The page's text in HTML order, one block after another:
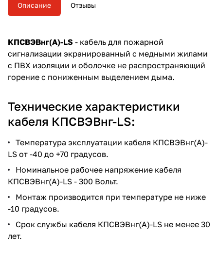
Описание Отзывы
КПСВЭВнг(А)-LS - кабель для пожарной
сигнализации экранированный с медными жилами
с ПВХ изоляции и оболочке не распространяющий
горение с пониженным выделением дыма.
Технические характеристики
кабеля КПСВЭВнг-LS:
Температура эксплуатации кабеля КПСВЭВнг(А)-
LS от -40 до +70 градусов.
Номинальное рабочее напряжение кабеля
КПСВЭВнг(А)-LS - 300 Вольт.
Монтаж производится при температуре не ниже
-10 градусов.
Срок службы кабеля КПСВЭВнг(А)-LS не менее 30
лет.